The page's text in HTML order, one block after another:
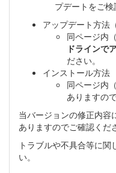
プデートをご検
アップデート方法
同ページ内
ドラインで
ださい。
インストール方法
同ページ内
ありますの
当バージョンの修正内容
ありますのでご確認くだ
トラブルや不具合等に関
い。